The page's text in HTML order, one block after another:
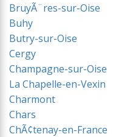
BruyÃ¨res-sur-Oise
Buhy
Butry-sur-Oise
Cergy
Champagne-sur-Oise
La Chapelle-en-Vexin
Charmont
Chars
ChÃ¢tenay-en-France